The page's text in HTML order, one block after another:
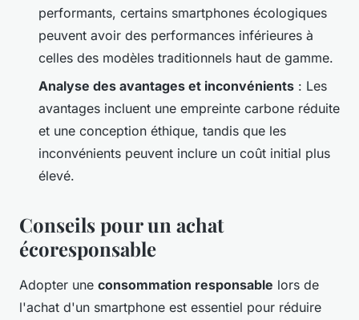
performants, certains smartphones écologiques
peuvent avoir des performances inférieures à
celles des modèles traditionnels haut de gamme.
Analyse des avantages et inconvénients : Les
avantages incluent une empreinte carbone réduite
et une conception éthique, tandis que les
inconvénients peuvent inclure un coût initial plus
élevé.
Conseils pour un achat
écoresponsable
Adopter une consommation responsable lors de
l'achat d'un smartphone est essentiel pour réduire